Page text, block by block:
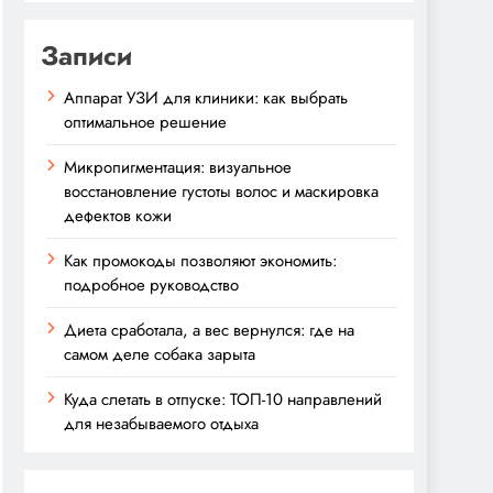
Записи
Аппарат УЗИ для клиники: как выбрать
оптимальное решение
Микропигментация: визуальное
восстановление густоты волос и маскировка
дефектов кожи
Как промокоды позволяют экономить:
подробное руководство
Диета сработала, а вес вернулся: где на
самом деле собака зарыта
Куда слетать в отпуске: ТОП-10 направлений
для незабываемого отдыха